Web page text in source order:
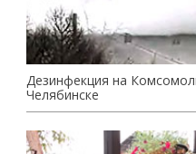
Дезинфекция на
Челябинске